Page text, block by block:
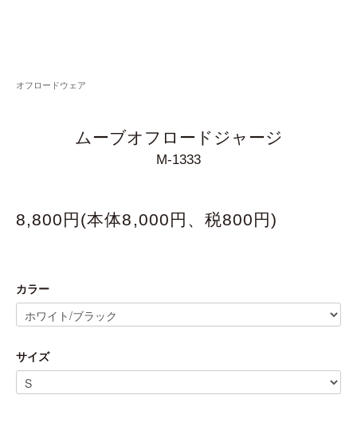
オフロードウェア
ムーブオフロードジャージ
M-1333
8,800円(本体8,000円、税800円)
カラー
サイズ